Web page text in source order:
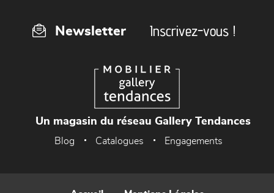
Newsletter Inscrivez-vous !
Un magasin du réseau Gallery Tendances
Blog Catalogues Engagements